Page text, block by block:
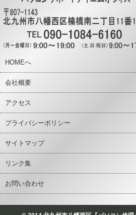
HOMEへ
会社概要
アクセス
プライバシーポリシー
サイトマップ
リンク集
お問い合わせ